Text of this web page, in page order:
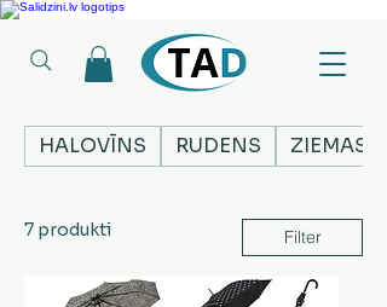
Ledusskapji, Sadzīves tehnika, Smaržas,
HALOVĪNS RUDENS
7 produkti Filter